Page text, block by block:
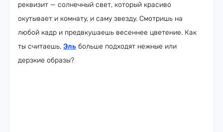
реквизит — солнечный свет, который красиво
окутывает и комнату, и саму звезду. Смотришь на
любой кадр и предвкушаешь весеннее цветение. Как
ты считаешь, Эль больше подходят нежные или
дерзкие образы?